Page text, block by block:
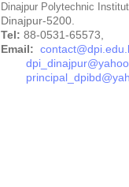
Dinajpur Polytechnic
Dinajpur-5200.
Tel: 88-0531-65573,
Email: